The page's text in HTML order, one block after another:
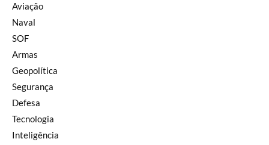
Aviação
Naval
SOF
Armas
Geopolítica
Segurança
Defesa
Tecnologia
Inteligência